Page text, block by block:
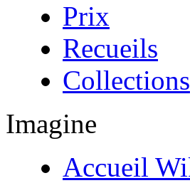
Prix
Recueils
Collections
Imagine
Accueil